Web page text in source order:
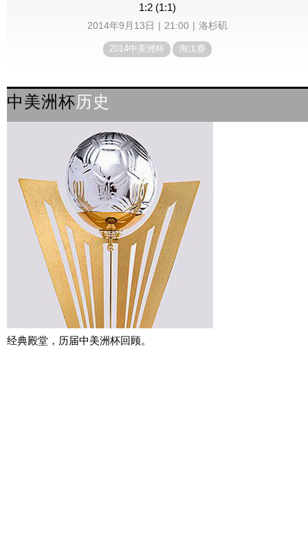
1:2 (1:1)
2014年9月13日 21:00 洛杉矶
2014中美洲杯 淘汰赛
中美洲杯历史
经典殿堂，历届中美洲杯回顾。